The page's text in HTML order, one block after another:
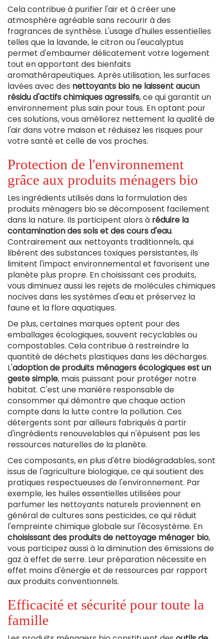
Cela contribue à purifier l'air et à créer une
atmosphère agréable sans recourir à des
fragrances de synthèse. L'usage d'huiles essentielles
telles que la lavande, le citron ou l'eucalyptus
permet d'embaumer délicatement votre logement
tout en apportant des bienfaits
aromathérapeutiques. Après utilisation, les surfaces
lavées avec des nettoyants bio ne laissent aucun
résidu d'actifs chimiques agressifs, ce qui garantit un
environnement plus sain pour tous. En optant pour
ces solutions, vous améliorez nettement la qualité de
l'air dans votre maison et réduisez les risques pour
votre santé et celle de vos proches.
Protection de l'environnement
grâce aux produits ménagers bio
Les ingrédients utilisés dans la formulation des
produits ménagers bio se décomposent facilement
dans la nature. Ils participent alors à réduire la
contamination des sols et des cours d'eau.
Contrairement aux nettoyants traditionnels, qui
libèrent des substances toxiques persistantes, ils
limitent l'impact environnemental et favorisent une
planète plus propre. En choisissant ces produits,
vous diminuez aussi les rejets de molécules chimiques
nocives dans les systèmes d'eau et préservez la
faune et la flore aquatiques.
De plus, certaines marques optent pour des
emballages écologiques, souvent recyclables ou
compostables. Cela contribue à restreindre la
quantité de déchets plastiques dans les décharges.
L'adoption de produits ménagers écologiques est un
geste simple, mais puissant pour protéger notre
habitat. C'est une manière responsable de
consommer qui démontre que chaque action
compte dans la lutte contre la pollution. Ces
détergents sont par ailleurs fabriqués à partir
d'ingrédients renouvelables qui n'épuisent pas les
ressources naturelles de la planète.
Ces composants, en plus d'être biodégradables, sont
issus de l'agriculture biologique, ce qui soutient des
pratiques respectueuses de l'environnement. Par
exemple, les huiles essentielles utilisées pour
parfumer les nettoyants naturels proviennent en
général de cultures sans pesticides, ce qui réduit
l'empreinte chimique globale sur l'écosystème. En
choisissant des produits de nettoyage ménager bio,
vous participez aussi à la diminution des émissions de
gaz à effet de serre. Leur préparation nécessite en
effet moins d'énergie et de ressources par rapport
aux produits conventionnels.
Efficacité et sécurité pour toute la
famille